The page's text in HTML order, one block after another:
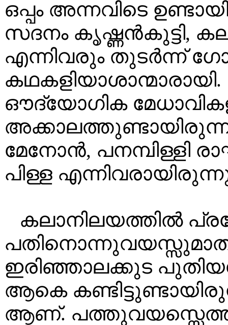
ഒപ്പം അന്നവിടെ
സദനം കൃഷ്ണൻകുട്ടി,
എന്നിവരും തുടർന്ന്
ഔദ്യോഗിക
മേനോൻ, പനമ്പിള്ളി
പിള്ള
കലാനിലയത്തിൽ
ഇരിഞ്ഞാലക്കുട
ആകെ
ആണ്.